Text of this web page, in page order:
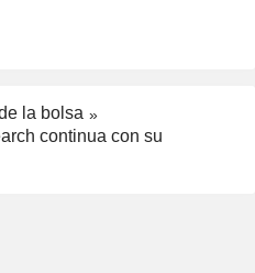
la bolsa
continua con su